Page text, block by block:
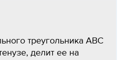
треугольника АВС
делит ее на